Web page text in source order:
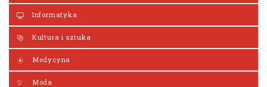
Informatyka
Kultura i sztuka
Medycyna
Moda